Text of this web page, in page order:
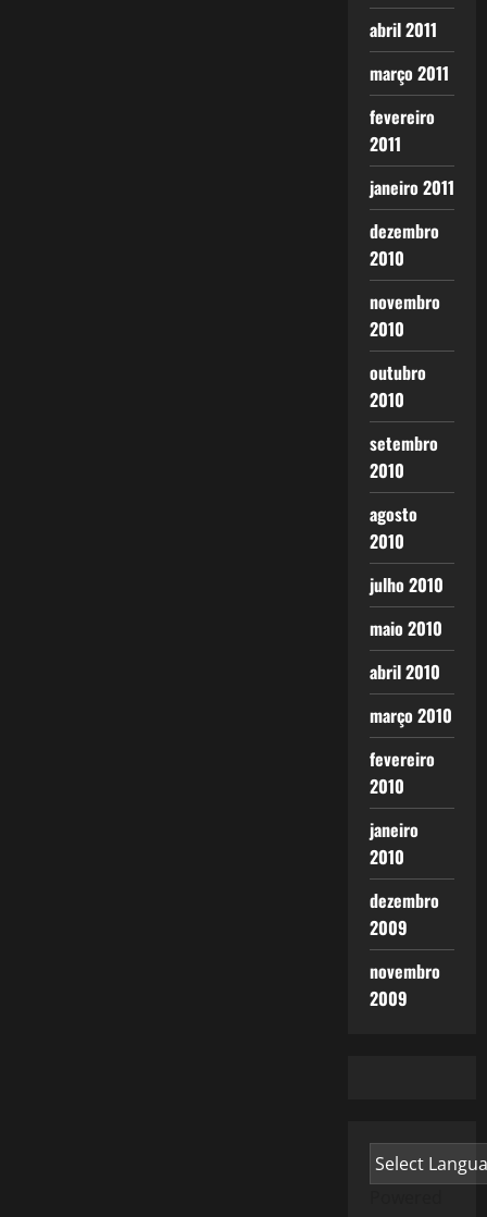
abril 2011
março 2011
fevereiro
2011
janeiro 2011
dezembro
2010
novembro
2010
outubro
2010
setembro
2010
agosto
2010
julho 2010
maio 2010
abril 2010
março 2010
fevereiro
2010
janeiro
2010
dezembro
2009
novembro
2009